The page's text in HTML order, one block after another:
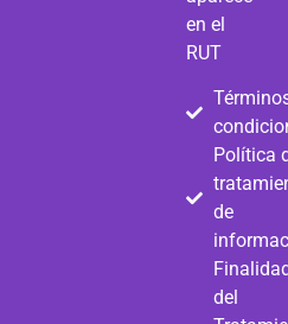
en el
RUT
Política
de
del